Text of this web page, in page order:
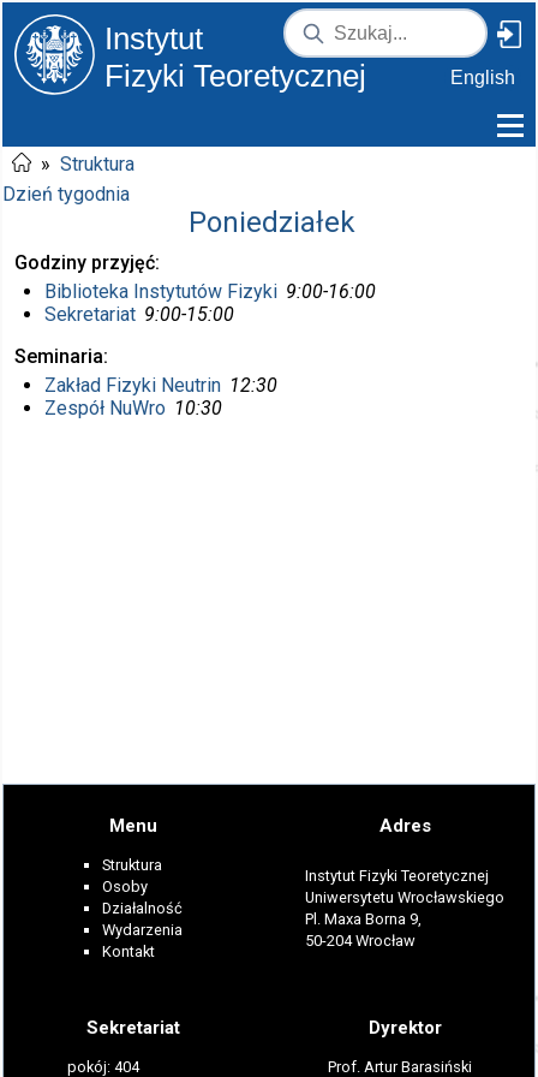
Instytut
Fizyki Teoretycznej
English
» Struktura
Dzień tygodnia
Poniedziałek
Godziny przyjęć
Biblioteka Instytutów Fizyki 9:00-16:00
Sekretariat 9:00-15:00
Seminaria
Zakład Fizyki Neutrin 12:30
Zespół NuWro 10:30
Menu
Struktura
Osoby
Działalność
Wydarzenia
Kontakt
Adres
Instytut Fizyki Teoretycznej
Uniwersytetu Wrocławskiego
Pl. Maxa Borna 9,
50-204 Wrocław
Sekretariat
pokój: 404
Dyrektor
Prof. Artur Barasiński